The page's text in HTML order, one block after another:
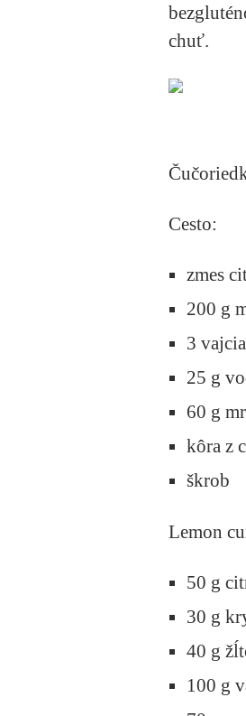
chuť.
Cesto:
zmes
200 g
3 vajcia
25 g
60 g
kôra z
škrob
Lemon
50 g
30 g
40 g
100 g